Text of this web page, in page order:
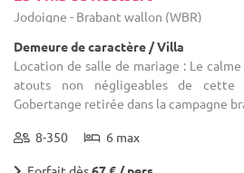
8-350
Forfait dès67 € / pers.
Contacter